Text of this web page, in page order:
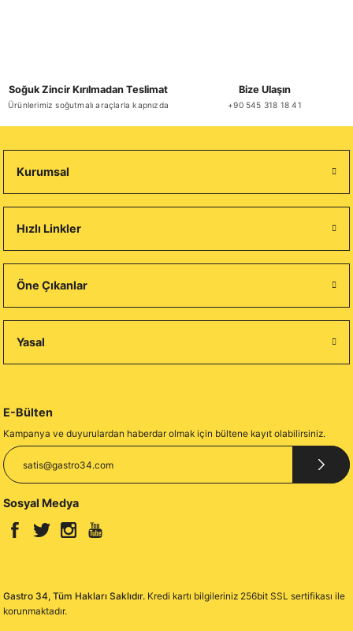
Soğuk Zincir Kırılmadan Teslimat
Ürünlerimiz soğutmalı araçlarla kapnızda
Bize Ulaşın
+90 545 318 18 41
Kurumsal
Hızlı Linkler
Öne Çıkanlar
Yasal
E-Bülten
Kampanya ve duyurulardan haberdar olmak için bültene kayıt olabilirsiniz.
Sosyal Medya
Gastro 34, Tüm Hakları Saklıdır. Kredi kartı bilgileriniz 256bit SSL sertifikası ile
korunmaktadır.